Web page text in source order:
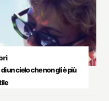
un cielo che non gli è più